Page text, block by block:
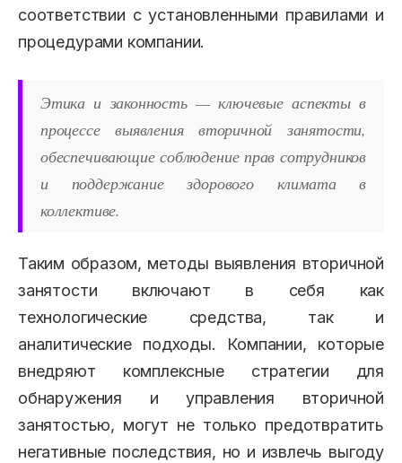
соответствии с установленными правилами и
процедурами компании.
Этика и законность — ключевые аспекты в
процессе выявления вторичной занятости,
обеспечивающие соблюдение прав сотрудников
и поддержание здорового климата в
коллективе.
Таким образом, методы выявления вторичной
занятости включают в себя как
технологические средства, так и
аналитические подходы. Компании, которые
внедряют комплексные стратегии для
обнаружения и управления вторичной
занятостью, могут не только предотвратить
негативные последствия, но и извлечь выгоду